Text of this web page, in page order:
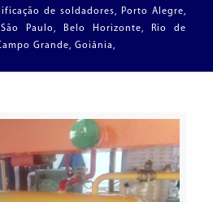
de soldadores, Porto Alegre,
Paulo, Belo Horizonte, Rio de
Grande, Goiânia,